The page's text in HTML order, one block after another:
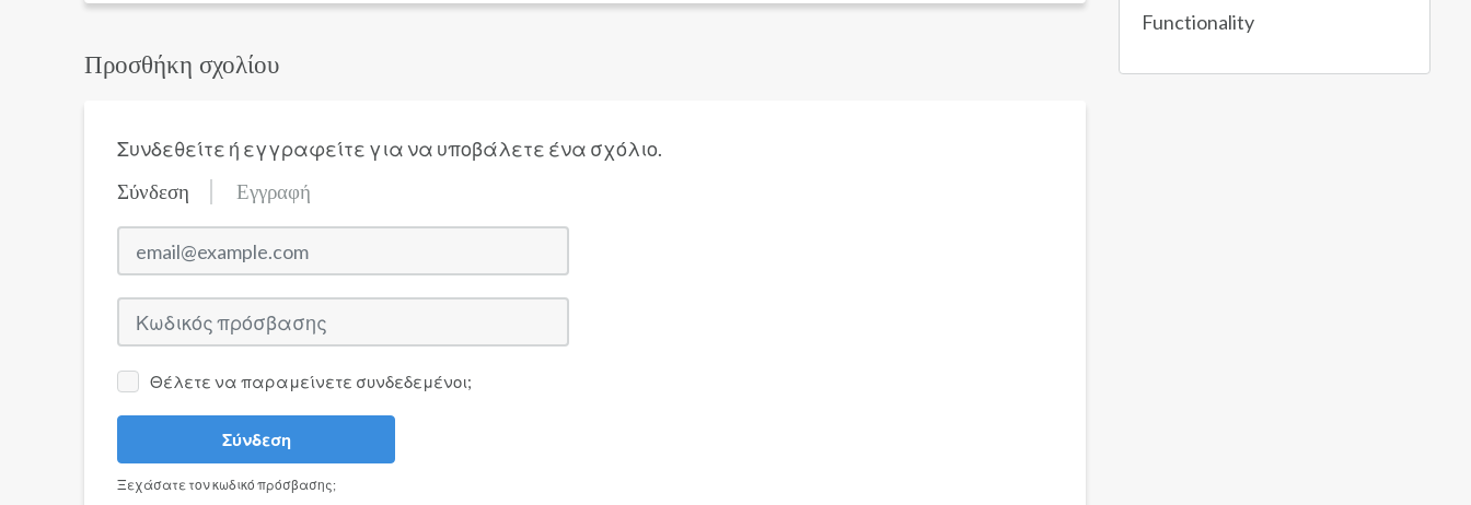
Προσθήκη σχολίου
Συνδεθείτε ή εγγραφείτε για να υποβάλετε ένα σχόλιο.
Σύνδεση Εγγραφή
email@example.com
Θέλετε να παραμείνετε συνδεδεμένοι;
Σύνδεση
Ξεχάσατε τον κωδικό πρόσβασης;
Functionality